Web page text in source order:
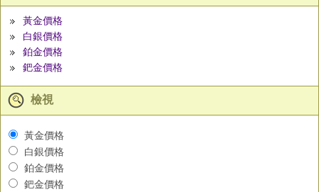
黃金價格
白銀價格
鉑金價格
鈀金價格
檢視
黃金價格
白銀價格
鉑金價格
鈀金價格